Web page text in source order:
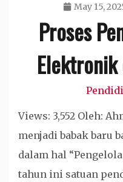
May 15,
Proses
Views: 3,552 Oleh:
menjadi babak baru
dalam hal
tahun ini satuan